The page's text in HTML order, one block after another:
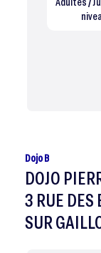
Dojo B
DOJO
3 RUE
SUR